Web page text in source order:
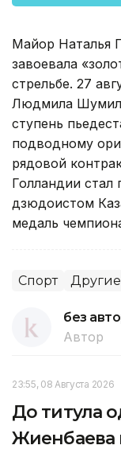
Майор Наталья
завоевала
стрельбе. 27
Людмила
ступень
подводному
рядовой
Голландии
дзюдоистом
медаль
Спорт
без
Автор
23:55, 08 Августа 2026
До титула
Жиенбаева